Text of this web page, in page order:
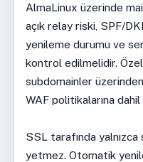
AlmaLinux üzerinde
açık relay riski, SPF/
yenileme durumu ve
kontrol edilmelidir.
subdomainler
WAF politikalarına
SSL tarafında
yetmez. Otomatik